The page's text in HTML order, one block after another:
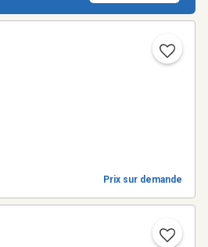
Prix sur demande